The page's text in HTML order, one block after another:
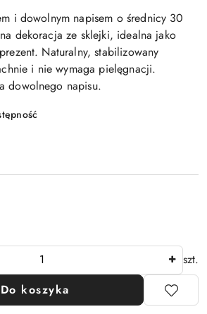
i dowolnym napisem o średnicy 30
dekoracja ze sklejki, idealna jako
Naturalny,stabilizowany
i nie wymaga pielęgnacji.
dowolnego napisu.
szt.
Do koszyka